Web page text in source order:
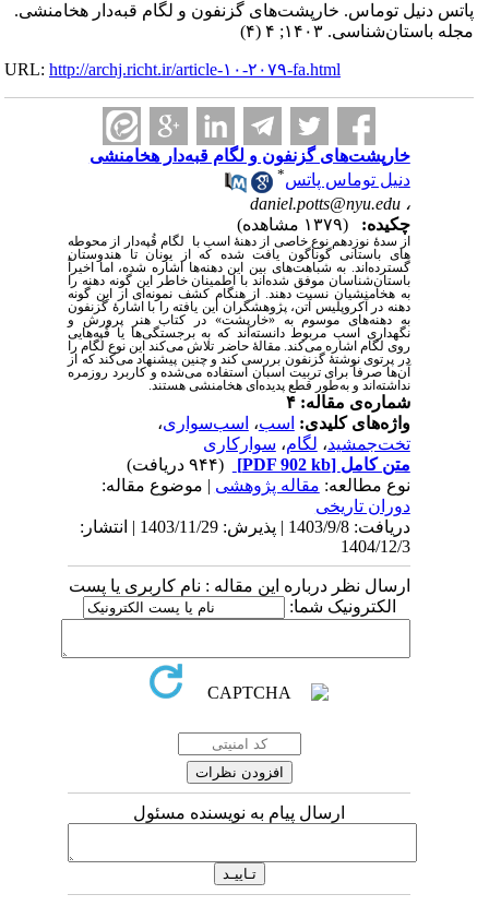
پاتس دنیل توماس. خارپشت‌های گزنفون و لگام قبه‌دار هخامنشی.
مجله باستان‌شناسی. ۱۴۰۳; ۴ (۴)
URL:http://archj.richt.ir/article-۱۰-۲۰۷۹-fa.html
خارپشت‌های گزنفون و لگام قبه‌دار هخامنشی
دنیل توماس پاتس
daniel.potts@nyu.edu
چکیده:
از سدۀ نوزدهم نوع خاصی از دهنۀ اسب با لگام قُپه­‌دار از محوطه­‌
های باستانی گوناگون یافت شده که از یونان تا هندوستان
گسترده‌­اند. به شباهت‌های بین این دهنه‌­ها اشاره شده، اما اخیراً
باستان‌­شناسان موفق شده‌­اند با اطمینان خاطر این گونه دهنه را
به هخامنشیان نسبت دهند. از هنگام کشف نمونه‌­ای از این گونه
دهنه در آکروپلیس آتن، پژوهشگران این یافته را با اشارۀ گزنفون
به دهنه‌­های موسوم به «خارپشت» در کتاب هنر پرورش و
نگهداری اسب مربوط دانسته‌اند که به برجستگی‌ها یا قُپه‌­هایی
روی لگام اشاره می‌­کند. مقالۀ حاضر تلاش می‌­کند این نوع لگام را
در پرتوی نوشتۀ گزنفون بررسی کند و چنین پیشنهاد می‌­کند که از
آن‌ها صرفاً برای تربیت اسبان استفاده می‌­شده و کاربرد روزمره
نداشته‌­اند و به‌طور قطع پدیده‌­ای هخامنشی هستند.
شماره‌ی مقاله: ۴
واژه‌های کلیدی:اسب،اسب‌سواری،
تخت‌جمشید،لگام،سوارکاری
متن کامل[PDF 902 kb]
نوع مطالعه:مقاله پژوهشی| موضوع مقاله:
دوران تاریخی
دریافت: 1403/9/8 | پذیرش: 1403/11/29 | انتشار:
1404/12/3
ارسال نظر درباره این مقاله : نام کاربری یا پست
الکترونیک شما:
ارسال پیام به نویسنده مسئول